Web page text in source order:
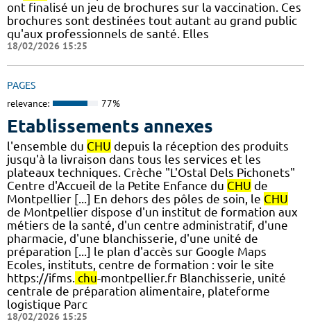
ont finalisé un jeu de brochures sur la vaccination. Ces
brochures sont destinées tout autant au grand public
qu'aux professionnels de santé. Elles
18/02/2026 15:25
PAGES
relevance: 77%
Etablissements annexes
l'ensemble du CHU depuis la réception des produits
jusqu'à la livraison dans tous les services et les
plateaux techniques. Crèche "L'Ostal Dels Pichonets"
Centre d'Accueil de la Petite Enfance du CHU de
Montpellier [...] En dehors des pôles de soin, le CHU
de Montpellier dispose d'un institut de formation aux
métiers de la santé, d'un centre administratif, d'une
pharmacie, d'une blanchisserie, d'une unité de
préparation [...] le plan d'accès sur Google Maps
Ecoles, instituts, centre de formation : voir le site
https://ifms. chu-montpellier.fr Blanchisserie, unité
centrale de préparation alimentaire, plateforme
logistique Parc
18/02/2026 15:25